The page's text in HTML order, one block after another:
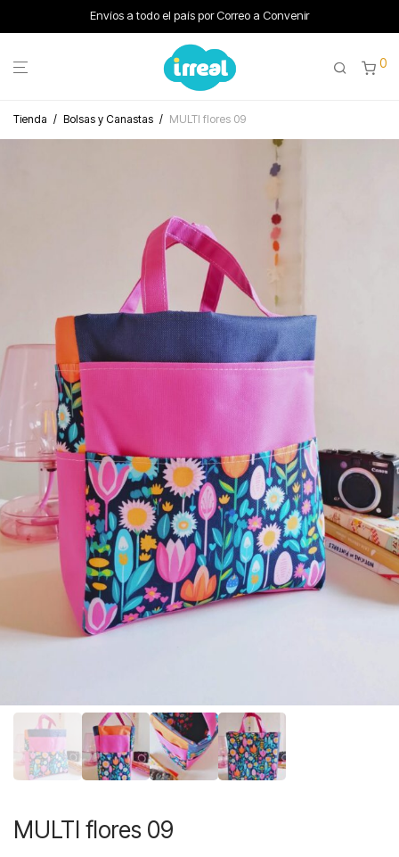
Envíos a todo el país por Correo a Convenir
0
Tienda / Bolsas y Canastas / MULTI flores 09
MULTI flores 09